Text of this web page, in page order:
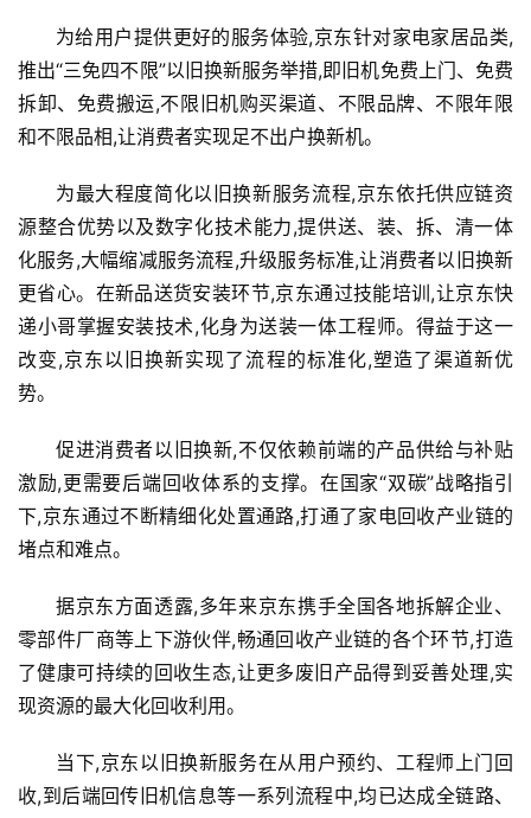
费
生
活
财
经
教
育
题
汽
新
能
源
为给用户提供更好的服务体验,京东针对家电家居品类,
推出“三免四不限”以旧换新服务举措,即旧机免费上门、免费
拆卸、免费搬运,不限旧机购买渠道、不限品牌、不限年限
和不限品相,让消费者实现足不出户换新机。
为最大程度简化以旧换新服务流程,京东依托供应链资
源整合优势以及数字化技术能力,提供送、装、拆、清一体
化服务,大幅缩减服务流程,升级服务标准,让消费者以旧换新
更省心。在新品送货安装环节,京东通过技能培训,让京东快
递小哥掌握安装技术,化身为送装一体工程师。得益于这一
改变,京东以旧换新实现了流程的标准化,塑造了渠道新优
势。
促进消费者以旧换新,不仅依赖前端的产品供给与补贴
激励,更需要后端回收体系的支撑。在国家“双碳”战略指引
下,京东通过不断精细化处置通路,打通了家电回收产业链的
堵点和难点。
据京东方面透露,多年来京东携手全国各地拆解企业、
零部件厂商等上下游伙伴,畅通回收产业链的各个环节,打造
了健康可持续的回收生态,让更多废旧产品得到妥善处理,实
现资源的最大化回收利用。
当下,京东以旧换新服务在从用户预约、工程师上门回
收,到后端回传旧机信息等一系列流程中,均已达成全链路、